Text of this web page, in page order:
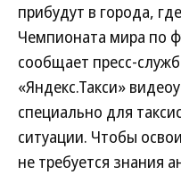
прибудут в города,
Чемпионата мира по
сообщает пресс-
«Яндекс.Такси»
специально для
ситуации. Чтобы
не требуется знания